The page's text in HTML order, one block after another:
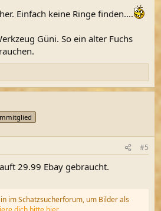
Einfach keine Ringe finden....
Güni. So ein alter Fuchs
#5
29.99 Ebay gebraucht.
im Schatzsucherforum, um Bilder als